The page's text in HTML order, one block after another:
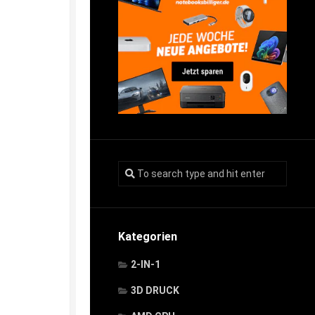
Kategorien
2-IN-1
3D DRUCK